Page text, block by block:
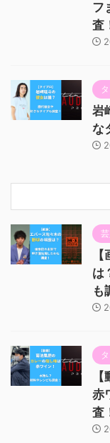
フ
査
岩
な
芸
は
も
赤
査